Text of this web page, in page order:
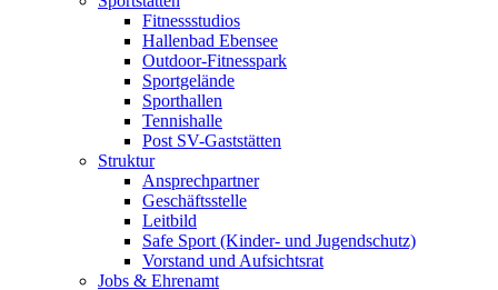
Fitnessstudios
Hallenbad Ebensee
Outdoor-Fitnesspark
Sportgelände
Sporthallen
Tennishalle
Post SV-Gaststätten
Struktur
Ansprechpartner
Geschäftsstelle
Leitbild
Safe Sport (Kinder- und Jugendschutz)
Vorstand und Aufsichtsrat
Jobs & Ehrenamt